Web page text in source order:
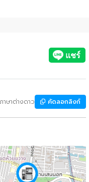
ษาต่างดาว คัดลอกลิงก์